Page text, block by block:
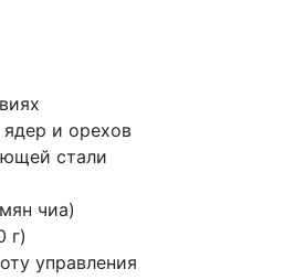
и орехов
стали
чиа)
г)
управления